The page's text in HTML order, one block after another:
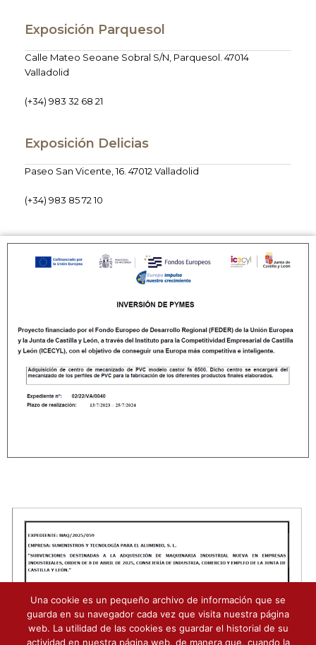
Exposición Parquesol
Calle Mateo Seoane Sobral S/N, Parquesol. 47014
Valladolid
(+34) 983 32 68 21
Exposición Delicias
Paseo San Vicente, 16. 47012 Valladolid
(+34) 983 85 72 10
Una cookie es un pequeño archivo de información que se
guarda en su navegador cada vez que visita nuestra página
web. La utilidad de las cookies es guardar el historial de su
actividad en nuestra página web, de manera que, cuando la